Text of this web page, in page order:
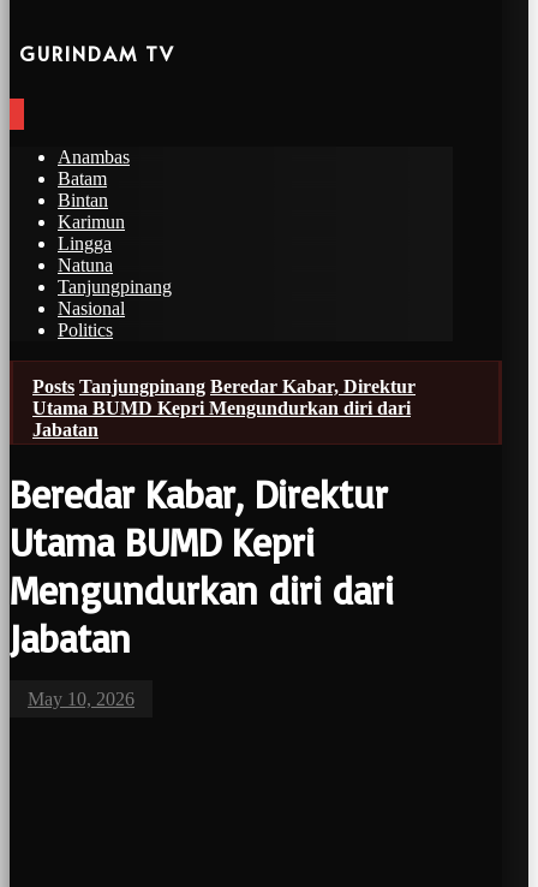
GURINDAM TV
Anambas
Batam
Bintan
Karimun
Lingga
Natuna
Tanjungpinang
Nasional
Politics
Posts Tanjungpinang Beredar Kabar, Direktur
Utama BUMD Kepri Mengundurkan diri dari
Jabatan
Beredar Kabar, Direktur
Utama BUMD Kepri
Mengundurkan diri dari
Jabatan
May 10, 2026